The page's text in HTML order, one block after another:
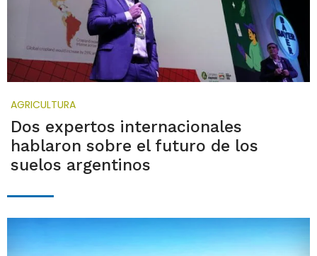
AGRICULTURA
Dos expertos internacionales
hablaron sobre el futuro de los
suelos argentinos